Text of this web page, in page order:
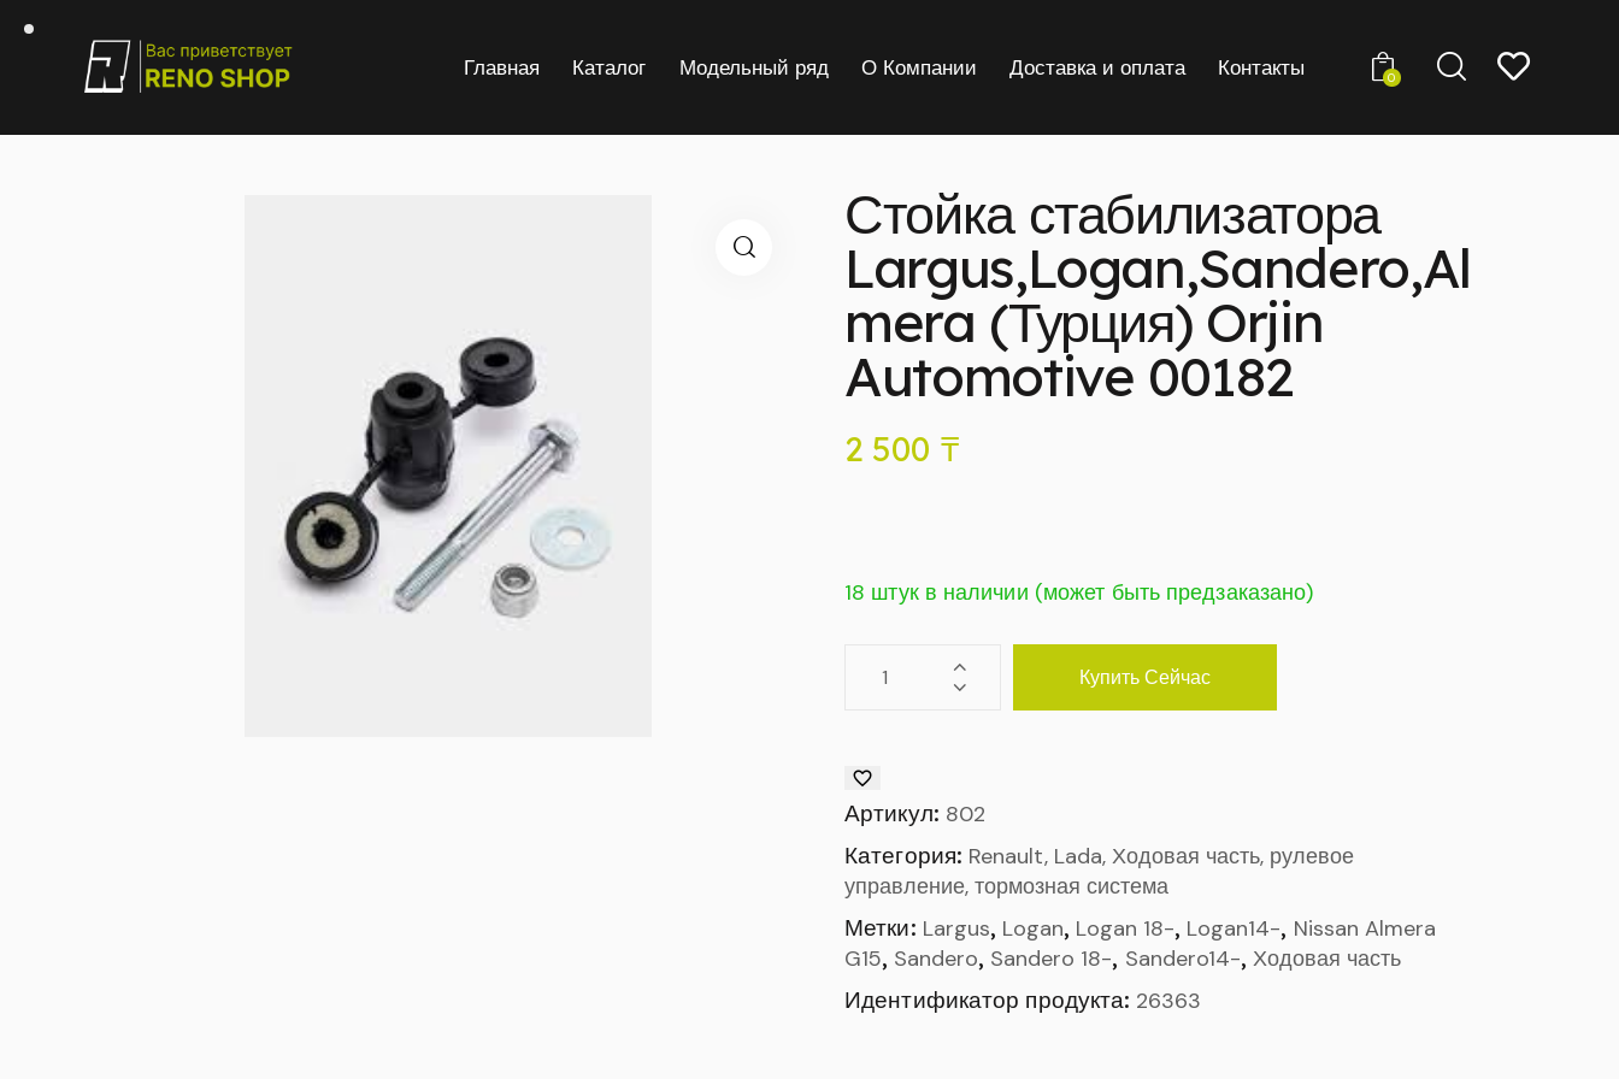
Главная Каталог Модельный ряд О Компании Доставка и оплата Контакты 0
Стойка стабилизатора
Largus,Logan,Sandero,Al
mera (Турция) Orjin
Automotive 00182
2 500 ₸
18 штук в наличии (может быть предзаказано)
Купить Сейчас
Артикул: 802
Категория: Renault, Lada, Ходовая часть, рулевое
управление, тормозная система
Метки: Largus, Logan, Logan 18-, Logan14-, Nissan Almera
G15, Sandero, Sandero 18-, Sandero14-, Ходовая часть
Идентификатор продукта: 26363